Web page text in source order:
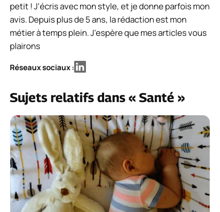
petit ! J'écris avec mon style, et je donne parfois mon
avis. Depuis plus de 5 ans, la rédaction est mon
métier à temps plein. J'espère que mes articles vous
plairons
Réseaux sociaux :
Sujets relatifs dans « Santé »